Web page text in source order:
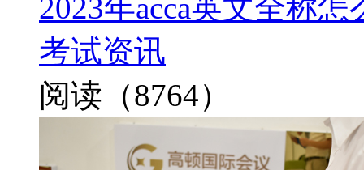
2023年acca英文全称
考试资讯
阅读（8764）